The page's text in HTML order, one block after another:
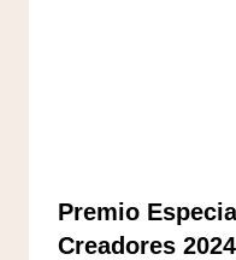
Premio
Creadores